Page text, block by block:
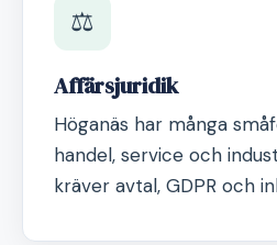
⚖️
Affärsjuridik
Höganäs har många
handel, service och
kräver avtal, GDPR och